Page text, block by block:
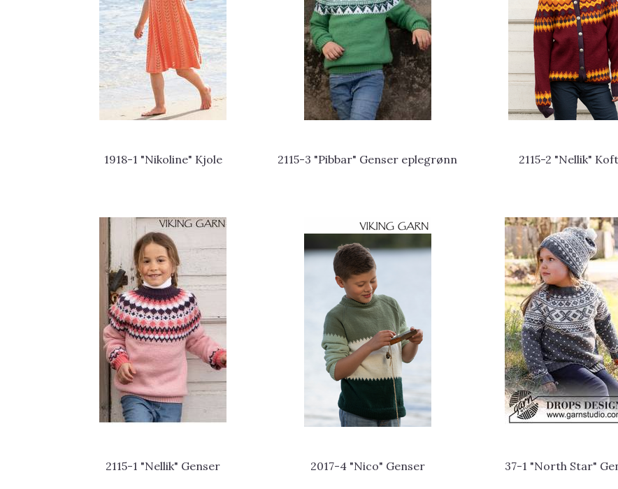
1918-1 "Nikoline" Kjole 2115-3 "Pibbar" Genser eplegrønn 2115-2 "Nellik"
2115-1 "Nellik" Genser 2017-4 "Nico" Genser 37-1 "North Star"